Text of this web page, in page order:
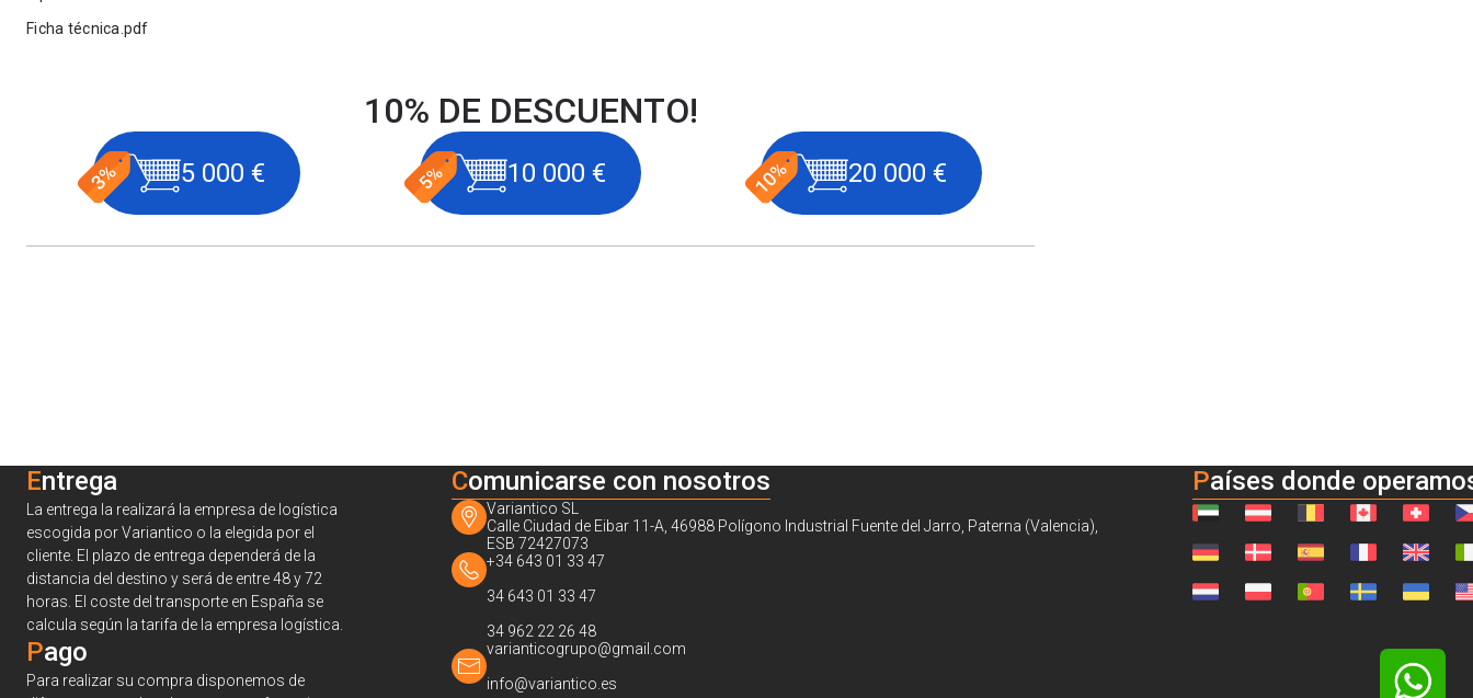
Ficha técnica.pdf
10% DE DESCUENTO!
5 000 € 10 000 € 20 000 €
Entrega
La entrega la realizará la empresa de logística
escogida por Variantico o la elegida por el
cliente. El plazo de entrega dependerá de la
distancia del destino y será de entre 48 y 72
horas. El coste del transporte en España se
calcula según la tarifa de la empresa logística.
Pago
Para realizar su compra disponemos de
Comunicarse con nosotros
Variantico SL
Calle Ciudad de Eibar 11-A, 46988 Polígono Industrial Fuente del Jarro, Paterna (Valencia),
ESB 72427073
+34 643 01 33 47
34 643 01 33 47
34 962 22 26 48
varianticogrupo@gmail.com
info@variantico.es
Países donde